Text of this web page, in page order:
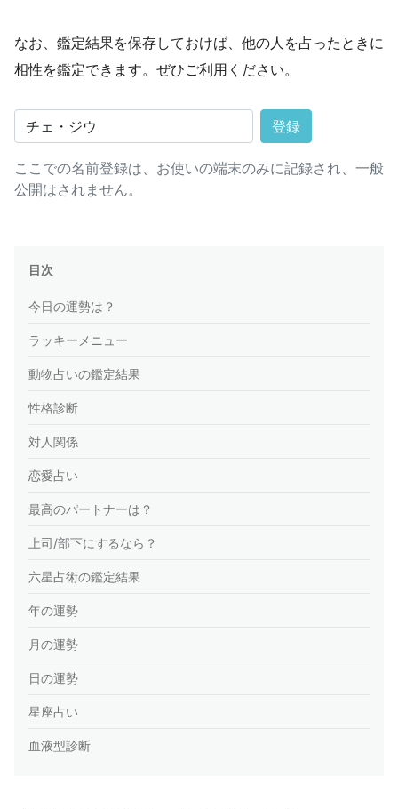
なお、鑑定結果を保存しておけば、他の人を占ったときに
相性を鑑定できます。ぜひご利用ください。
登録
ここでの名前登録は、お使いの端末のみに記録され、一般
公開はされません。
目次
今日の運勢は？
ラッキーメニュー
動物占いの鑑定結果
性格診断
対人関係
恋愛占い
最高のパートナーは？
上司/部下にするなら？
六星占術の鑑定結果
年の運勢
月の運勢
日の運勢
星座占い
血液型診断